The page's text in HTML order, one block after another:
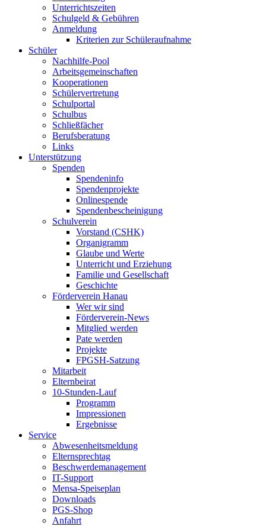
Unterrichtszeiten
Schulgeld & Gebühren
Anmeldung
Kriterien zur Schüleraufnahme
Schüler
Nachhilfe-Pool
Arbeitsgemeinschaften
Kooperationen
Schülervertretung
Schulportal
Schulbus
Schließfächer
Berufsberatung
Links
Unterstützung
Spenden
Spendeninfo
Spendenprojekte
Onlinespende
Spendenbescheinigung
Schulverein
Vorstand (CSHK)
Organigramm
Glaube und Werte
Unterricht und Erziehung
Familie und Gesellschaft
Geschichte
Förderverein Hanau
Wer wir sind
Förderverein-News
Mitglied werden
Pate werden
Projekte
FPGSH-Satzung
Mitarbeit
Elternbeirat
10-Stunden-Lauf
Programm
Impressionen
Ergebnisse
Service
Abwesenheitsmeldung
Elternsprechtag
Beschwerdemanagement
IT-Support
Mensa-Speiseplan
Downloads
PGS-Shop
Anfahrt